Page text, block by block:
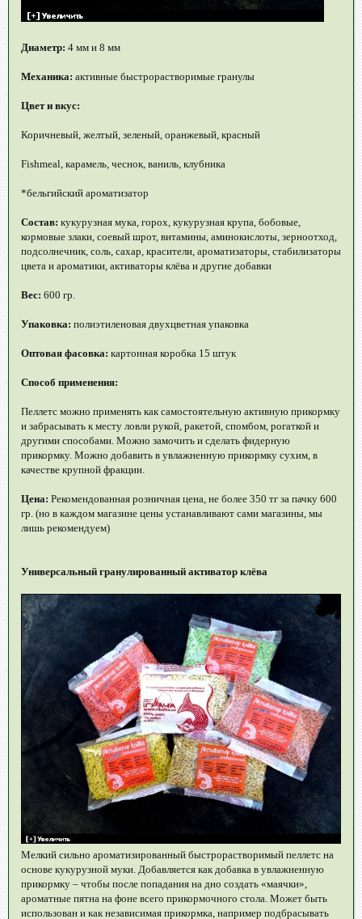
Диаметр: 4 мм и 8 мм
Механика: активные быстрорастворимые гранулы
Цвет и вкус:
Коричневый, желтый, зеленый, оранжевый, красный
Fishmeal, карамель, чеснок, ваниль, клубника
*бельгийский ароматизатор
Состав: кукурузная мука, горох, кукурузная крупа, бобовые,
кормовые злаки, соевый шрот, витамины, аминокислоты, зерноотход,
подсолнечник, соль, сахар, красители, ароматизаторы, стабилизаторы
цвета и ароматики, активаторы клёва и другие добавки
Вес: 600 гр.
Упаковка: полиэтиленовая двухцветная упаковка
Оптовая фасовка: картонная коробка 15 штук
Способ применения:
Пеллетс можно применять как самостоятельную активную прикормку
и забрасывать к месту ловли рукой, ракетой, спомбом, рогаткой и
другими способами. Можно замочить и сделать фидерную
прикормку. Можно добавить в увлажненную прикормку сухим, в
качестве крупной фракции.
Цена: Рекомендованная розничная цена, не более 350 тг за пачку 600
гр. (но в каждом магазине цены устанавливают сами магазины, мы
лишь рекомендуем)
Универсальный гранулированный активатор клёва
Мелкий сильно ароматизированный быстрорастворимый пеллетс на
основе кукурузной муки. Добавляется как добавка в увлажненную
прикормку – чтобы после попадания на дно создать «маячки»,
ароматные пятна на фоне всего прикормочного стола. Может быть
использован и как независимая прикормка, например подбрасывать